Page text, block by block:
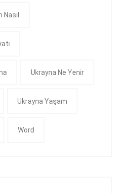
Ukrayna Ne Yenir
Ukrayna Yaşam
Word